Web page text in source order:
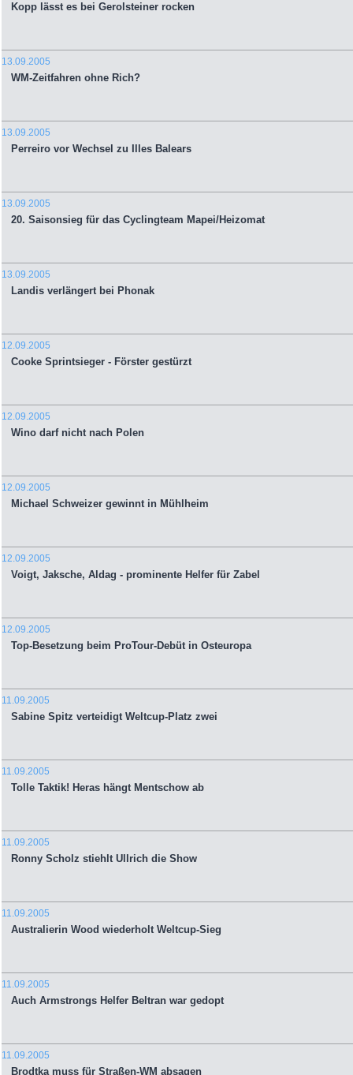
Kopp lässt es bei Gerolsteiner rocken
13.09.2005
WM-Zeitfahren ohne Rich?
13.09.2005
Perreiro vor Wechsel zu Illes Balears
13.09.2005
20. Saisonsieg für das Cyclingteam Mapei/Heizomat
13.09.2005
Landis verlängert bei Phonak
12.09.2005
Cooke Sprintsieger - Förster gestürzt
12.09.2005
Wino darf nicht nach Polen
12.09.2005
Michael Schweizer gewinnt in Mühlheim
12.09.2005
Voigt, Jaksche, Aldag - prominente Helfer für Zabel
12.09.2005
Top-Besetzung beim ProTour-Debüt in Osteuropa
11.09.2005
Sabine Spitz verteidigt Weltcup-Platz zwei
11.09.2005
Tolle Taktik! Heras hängt Mentschow ab
11.09.2005
Ronny Scholz stiehlt Ullrich die Show
11.09.2005
Australierin Wood wiederholt Weltcup-Sieg
11.09.2005
Auch Armstrongs Helfer Beltran war gedopt
11.09.2005
Brodtka muss für Straßen-WM absagen